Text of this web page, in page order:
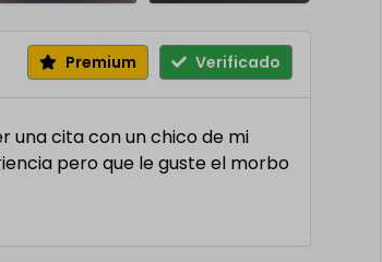
Premium Verificado
una cita con un chico de mi
pero que le guste el morbo